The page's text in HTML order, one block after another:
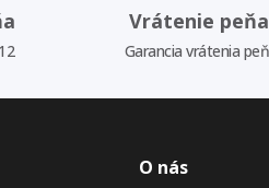
Vrátenie
Garancia vrátenia
O nás